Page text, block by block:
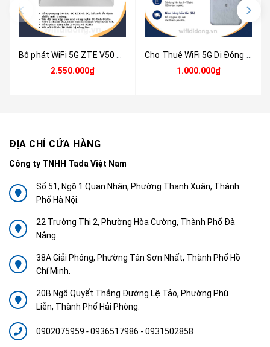
Bộ phát WiFi 5G ZTE V50 Pro | Router WiFi 5G WiFi 5, Tốc độ 1.83Gbps, Hỗ trợ 10 thiết bị, Thiết kế siêu nhỏ gọn | Hàng chính hãng
2.550.000₫
Cho Thuê WiFi 5G Di Động Theo Tháng - Bộ Phát WiFi 5G U30 Pro Tốc Độ Cao | Không Cần Lắp Mạng, Ổn Định, Kết Nối Nhanh Cho Cá Nhân & Doanh Nghiệp
1.000.000₫
ĐỊA CHỈ CỬA HÀNG
Công ty TNHH Tada Việt Nam
Số 51, Ngõ 1 Quan Nhân, Phường Thanh Xuân, Thành
Phố Hà Nội.
22 Trường Thi 2, Phường Hòa Cường, Thành Phố Đà
Nẵng.
38A Giải Phóng, Phường Tân Sơn Nhất, Thành Phố Hồ
Chí Minh.
20B Ngõ Quyết Thắng Đường Lệ Tảo, Phường Phù
Liễn, Thành Phố Hải Phòng.
0902075959 -0936517986 - 0931502858